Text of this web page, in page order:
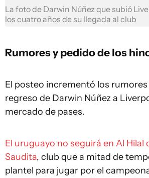
La foto de Darwin Núñez que subió
los cuatro años de su llegada al club
Rumores y pedido de los
El posteo incrementó los
regreso de Darwin Núñez a
mercado de pases.
El uruguayo no seguirá en Al Hilal
Saudita, club que a mitad de
plantel para jugar por el